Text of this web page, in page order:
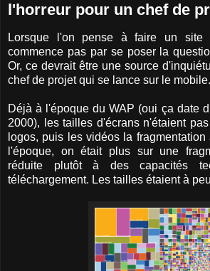
l'horreur pour un chef de
Lorsque l'on pense à faire un site
commence pas par se poser la
Or, ce devrait être une source
chef de projet qui se lance sur le mobile.
Déjà à l'époque du WAP (oui ça date
2000), les tailles d'écrans n'étaient
logos, puis les vidéos la
l'époque, on était plus sur une
réduite plutôt à des capacités
téléchargement. Les tailles étaient à